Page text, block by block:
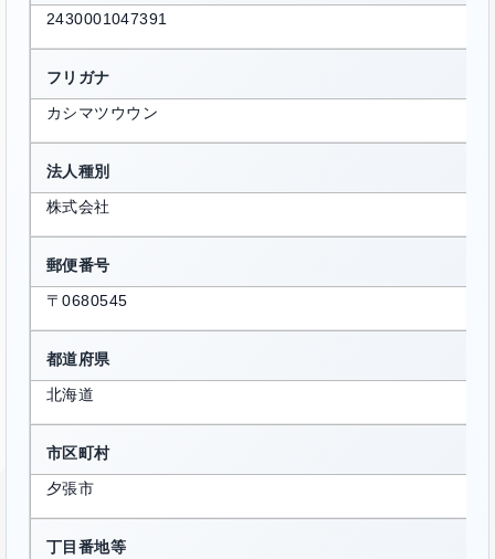
2430001047391
フリガナ
カシマツウウン
法人種別
株式会社
郵便番号
〒0680545
都道府県
北海道
市区町村
夕張市
丁目番地等